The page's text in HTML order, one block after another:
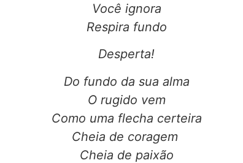
Você ignora
Respira fundo
Desperta!
Do fundo da sua alma
O rugido vem
Como uma flecha certeira
Cheia de coragem
Cheia de paixão